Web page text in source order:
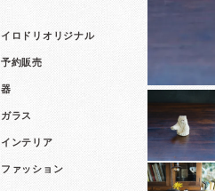
イロドリオリジナル
予約販売
器
ガラス
インテリア
ファッション